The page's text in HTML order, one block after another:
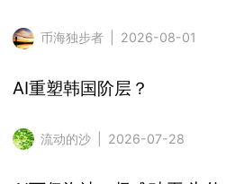
币海独步者 | 2026-08-01
AI重塑韩国阶层？
流动的沙 | 2026-07-28